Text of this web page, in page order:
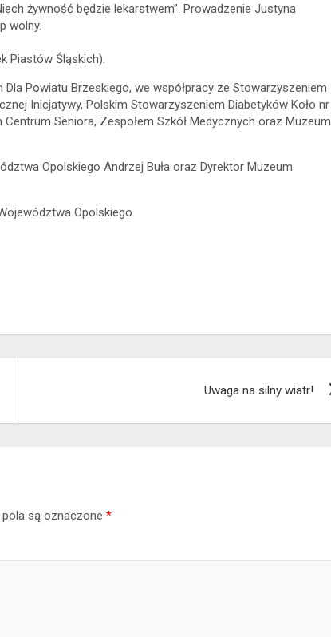
żywność będzie lekarstwem”. Prowadzenie Justyna
wolny.
Piastów Śląskich).
Powiatu Brzeskiego, we współpracy ze Stowarzyszeniem
Inicjatywy, Polskim Stowarzyszeniem Diabetyków Koło nr
Seniora, Zespołem Szkół Medycznych oraz Muzeum
Opolskiego Andrzej Buła oraz Dyrektor Muzeum
Opolskiego.
Uwaga na silny wiatr!
pola są oznaczone *